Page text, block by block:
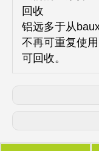
回收
铝远多于从
不再可重复使
可回收。